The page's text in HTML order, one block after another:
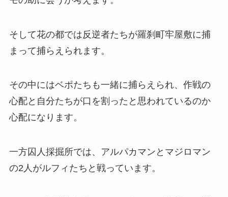
そして花の都では反逆者たちが羅刹町牢屋敷に捕
まって捕らえられます。
その中にはベポたちも一緒に捕らえられ、作戦の
心配と自分たちが口を割ったと思われているのか
心配になります。
一方囚人採掘所では、アルパカマンとマジロマン
の2人がルフィたちと戦っています。